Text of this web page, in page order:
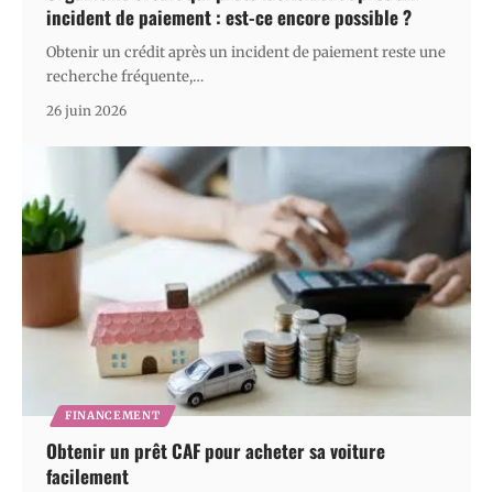
incident de paiement : est-ce encore possible ?
Obtenir un crédit après un incident de paiement reste une
recherche fréquente,…
26 juin 2026
FINANCEMENT
Obtenir un prêt CAF pour acheter sa voiture
facilement